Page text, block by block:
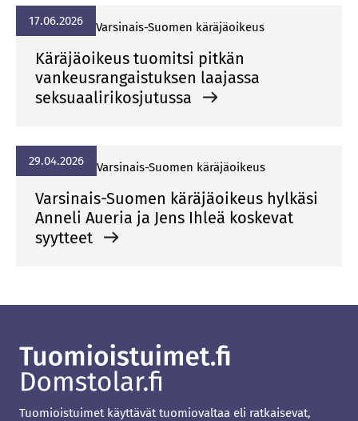
17.06.2026 Var­si­nais-Suo­men kä­rä­jä­oi­keus
Käräjäoikeus tuomitsi pitkän
vankeusrangaistuksen laajassa
seksuaalirikosjutussa
29.04.2026 Var­si­nais-Suo­men kä­rä­jä­oi­keus
Varsinais-Suomen käräjäoikeus hylkäsi
Anneli Aueria ja Jens Ihleä koskevat
syytteet
Tuomioistuimet käyttävät tuomiovaltaa eli ratkaisevat,